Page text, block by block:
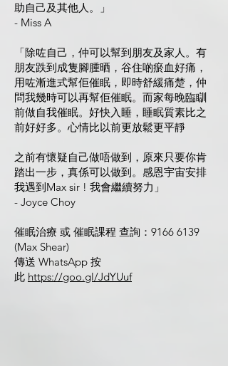
助自己及其他人。」
- Miss A
「除咗自己，仲可以幫到朋友及家人。有
朋友跌到成隻腳腫晒，谷住啲瘀血好痛，
用咗漸進式幫佢催眠，即時舒緩痛楚，仲
問我幾時可以再幫佢催眠。而家每晚臨瞓
前做自我催眠。好快入睡，睡眠質素比之
前好好多。心情比以前更放鬆更平靜
之前有懷疑自己做唔做到，原來只要你肯
踏出一步，真係可以做到。感恩宇宙安排
我遇到Max sir ! 我會繼續努力」
- Joyce Choy
催眠治療 或 催眠課程 查詢：9166 6139
(Max Shear)
傳送 WhatsApp 按
此 https://goo.gl/JdYUuf